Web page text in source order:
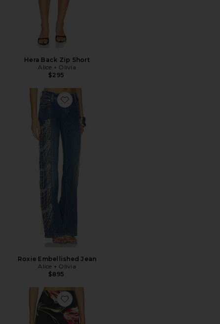
Hera Back Zip Short
Alice + Olivia
$295
Favorite Roxie Embellished Jean
Roxie Embellished Jean
Alice + Olivia
$895
Favorite Rubi Micro Skirt